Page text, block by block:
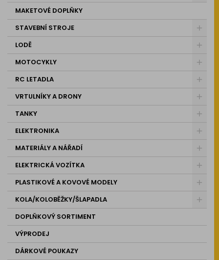
MAKETOVÉ DOPLŇKY
STAVEBNÍ STROJE
LODĚ
MOTOCYKLY
RC LETADLA
VRTULNÍKY A DRONY
TANKY
ELEKTRONIKA
MATERIÁLY A NÁŘADÍ
ELEKTRICKÁ VOZÍTKA
PLASTIKOVÉ A KOVOVÉ MODELY
KOLA/KOLOBĚŽKY/ŠLAPADLA
DOPLŇKOVÝ SORTIMENT
VÝPRODEJ
DÁRKOVÉ POUKAZY